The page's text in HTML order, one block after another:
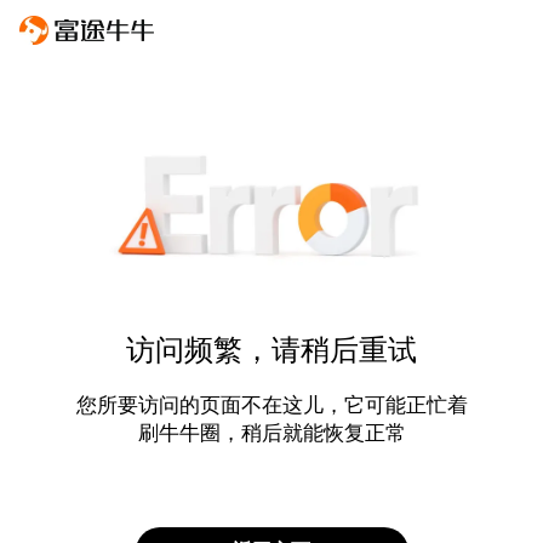
访问频繁，请稍后重试
您所要访问的页面不在这儿，它可能正忙着
刷牛牛圈，稍后就能恢复正常